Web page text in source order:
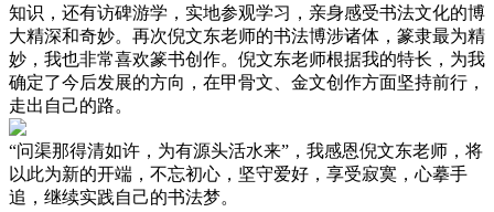
知识，还有访碑游学，实地参观学习，亲身感受书法文化的博
大精深和奇妙。再次倪文东老师的书法博涉诸体，篆隶最为精
妙，我也非常喜欢篆书创作。倪文东老师根据我的特长，为我
确定了今后发展的方向，在甲骨文、金文创作方面坚持前行，
走出自己的路。
“问渠那得清如许，为有源头活水来”，我感恩倪文东老师，将
以此为新的开端，不忘初心，坚守爱好，享受寂寞，心摹手
追，继续实践自己的书法梦。